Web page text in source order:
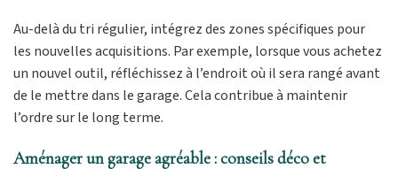
Au-delà du tri régulier, intégrez des zones spécifiques pour
les nouvelles acquisitions. Par exemple, lorsque vous achetez
un nouvel outil, réfléchissez à l’endroit où il sera rangé avant
de le mettre dans le garage. Cela contribue à maintenir
l’ordre sur le long terme.
Aménager un garage agréable : conseils déco et